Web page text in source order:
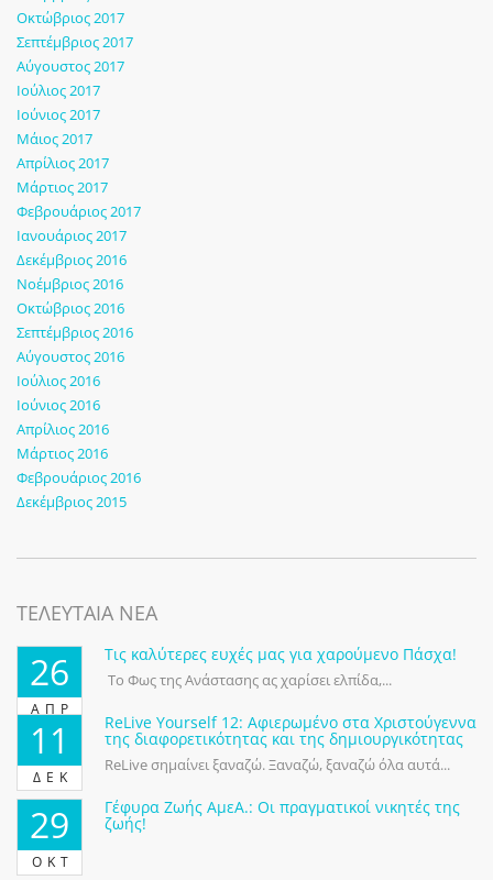
Οκτώβριος 2017
Σεπτέμβριος 2017
Αύγουστος 2017
Ιούλιος 2017
Ιούνιος 2017
Μάιος 2017
Απρίλιος 2017
Μάρτιος 2017
Φεβρουάριος 2017
Ιανουάριος 2017
Δεκέμβριος 2016
Νοέμβριος 2016
Οκτώβριος 2016
Σεπτέμβριος 2016
Αύγουστος 2016
Ιούλιος 2016
Ιούνιος 2016
Απρίλιος 2016
Μάρτιος 2016
Φεβρουάριος 2016
Δεκέμβριος 2015
ΤΕΛΕΥΤΑΙΑ ΝΕΑ
26
ΑΠΡ
Τις καλύτερες ευχές μας για χαρούμενο Πάσχα!
Το Φως της Ανάστασης ας χαρίσει ελπίδα,...
11
ΔΕΚ
ReLive Yourself 12: Αφιερωμένο στα Χριστούγεννα
της διαφορετικότητας και της δημιουργικότητας
ReLive σημαίνει ξαναζώ. Ξαναζώ, ξαναζώ όλα αυτά...
29
ΟΚΤ
Γέφυρα Ζωής ΑμεΑ.: Οι πραγματικοί νικητές της
ζωής!